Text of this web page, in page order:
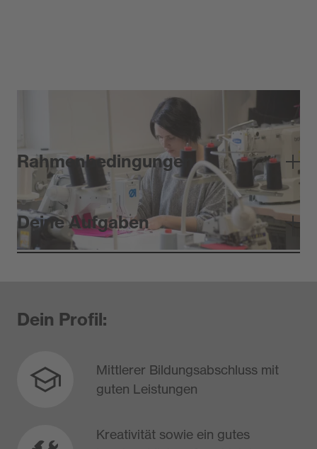
Rahmenbedingungen
Deine Aufgaben
Dein Profil:
Mittlerer Bildungsabschluss mit
guten Leistungen​
Kreativität sowie ein gutes